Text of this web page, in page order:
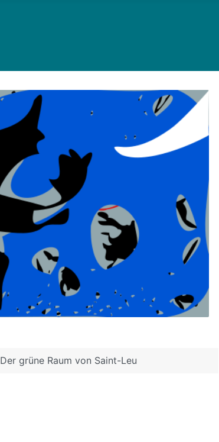
Der grüne Raum von Saint-Leu